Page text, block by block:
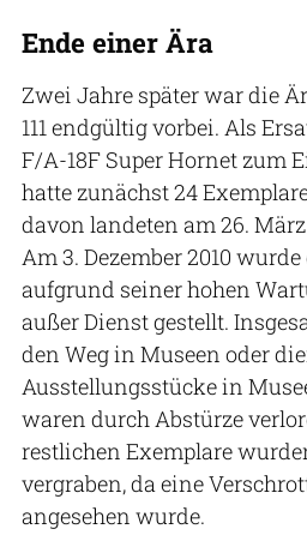
Ende einer Ära
Zwei Jahre später war die
111 endgültig vorbei. Als
F/A-18F Super Hornet zum
hatte zunächst 24
davon landeten am 26.
Am 3. Dezember 2010 wurde
aufgrund seiner hohen
außer Dienst gestellt.
den Weg in Museen oder
Ausstellungsstücke in
waren durch Abstürze
restlichen Exemplare
vergraben, da eine
angesehen wurde.